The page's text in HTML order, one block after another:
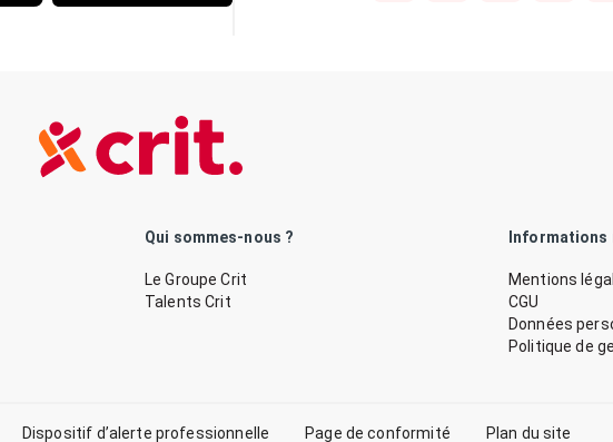
Qui sommes-nous ?
Le Groupe Crit
Talents Crit
Mentions
CGU
Données
Politique de
Dispositif d’alerte professionnelle Page de conformité Plan du site